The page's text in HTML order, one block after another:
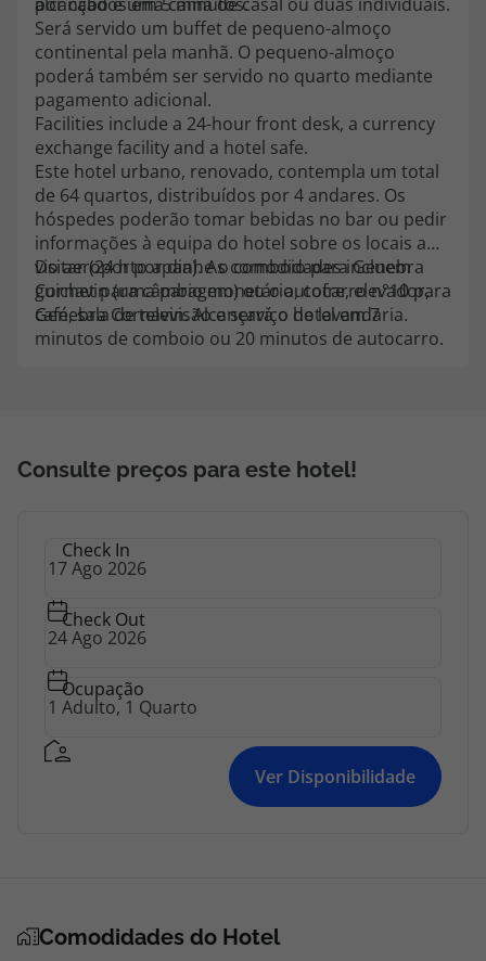
topatlantico@topatlantico.com
Será servido um buffet de pequeno-almoço
continental pela manhã. O pequeno-almoço
poderá também ser servido no quarto mediante
pagamento adicional.
Facilities include a 24-hour front desk, a currency
exchange facility and a hotel safe.
Este hotel urbano, renovado, contempla um total
de 64 quartos, distribuídos por 4 andares. Os
hóspedes poderão tomar bebidas no bar ou pedir
informações à equipa do hotel sobre os locais a
visitar (24 h por dia). As comodidades incluem
guichet para câmbio monetário, cofre, elevador,
café, sala de televisão e serviço de lavandaria.
Do aeroporto apanhe o comboio para Genebra
Cornavin (uma paragem) ou o autocarro n°10 para
Genebra Cornavin. Alcançará o hotel em 7
minutos de comboio ou 20 minutos de autocarro.
Consulte preços para este hotel!
Check In
Check Out
Ocupação
Ver Disponibilidade
Comodidades do Hotel